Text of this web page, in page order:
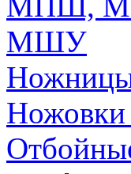
МШУ
Ножницы
Ножовки